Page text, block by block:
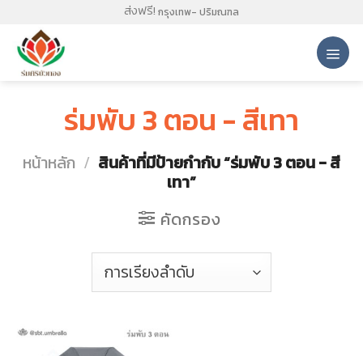
content
ส่งฟรี! กรุงเทพ- ปริมณฑล
ร่มพับ 3 ตอน - สีเทา
หน้าหลัก / สินค้าที่มีป้ายกำกับ “ร่มพับ 3 ตอน - สี
เทา”
คัดกรอง